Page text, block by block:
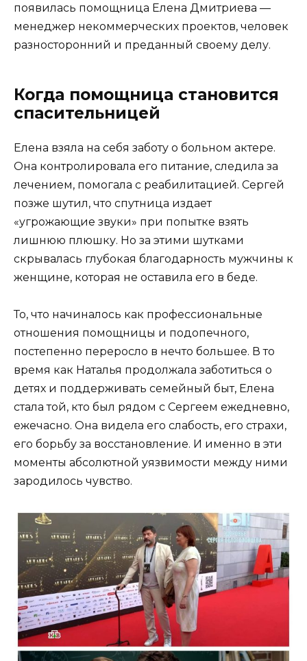
появилась помощница Елена Дмитриева —
менеджер некоммерческих проектов, человек
разносторонний и преданный своему делу.
Когда помощница становится
спасительницей
Елена взяла на себя заботу о больном актере.
Она контролировала его питание, следила за
лечением, помогала с реабилитацией. Сергей
позже шутил, что спутница издает
«угрожающие звуки» при попытке взять
лишнюю плюшку. Но за этими шутками
скрывалась глубокая благодарность мужчины к
женщине, которая не оставила его в беде.
То, что начиналось как профессиональные
отношения помощницы и подопечного,
постепенно переросло в нечто большее. В то
время как Наталья продолжала заботиться о
детях и поддерживать семейный быт, Елена
стала той, кто был рядом с Сергеем ежедневно,
ежечасно. Она видела его слабость, его страхи,
его борьбу за восстановление. И именно в эти
моменты абсолютной уязвимости между ними
зародилось чувство.